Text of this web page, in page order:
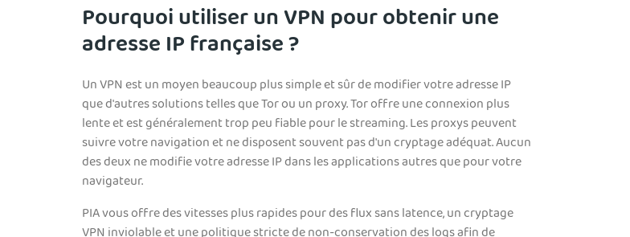
Pourquoi utiliser un VPN pour obtenir une
adresse IP française ?
Un VPN est un moyen beaucoup plus simple et sûr de modifier votre adresse IP
que d'autres solutions telles que Tor ou un proxy. Tor offre une connexion plus
lente et est généralement trop peu fiable pour le streaming. Les proxys peuvent
suivre votre navigation et ne disposent souvent pas d'un cryptage adéquat. Aucun
des deux ne modifie votre adresse IP dans les applications autres que pour votre
navigateur.
PIA vous offre des vitesses plus rapides pour des flux sans latence, un cryptage